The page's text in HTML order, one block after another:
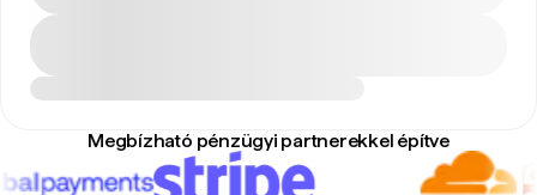
Megbízható pénzügyi partnerekkel építve